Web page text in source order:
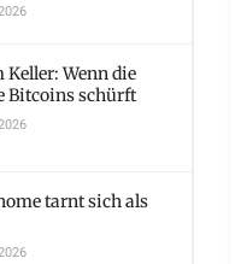
Keller: Wenn die
Bitcoins schürft
tarnt sich als